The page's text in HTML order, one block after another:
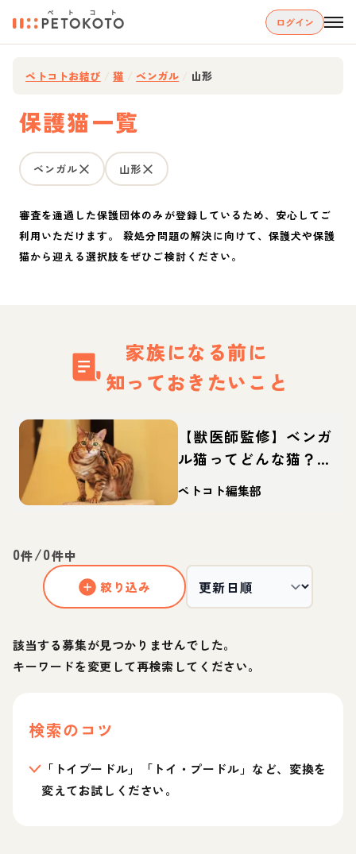
ログイン
ペトコトお結び 猫 ベンガル 山形
保護猫一覧
ベンガル 山形
審査を通過した保護団体のみが登録しているため、安心してご
利用いただけます。 殺処分問題の解決に向けて、保護犬や保護
猫から迎える選択肢をぜひご検討ください。
家族になる前に
知っておきたいこと
【獣医師監修】ベンガ
ル猫ってどんな猫？性
格・体重・寿命の特
徴・迎え方
ペトコト編集部
0件/0件中
絞り込み
該当する募集が見つかりませんでした。
キーワードを変更して再検索してください。
検索のコツ
「トイプードル」「トイ・プードル」など、変換を
変えてお試しください。